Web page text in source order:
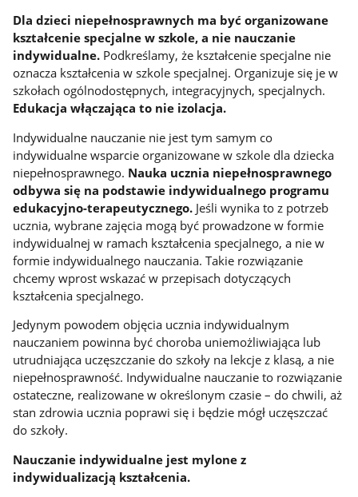
Dla dzieci niepełnosprawnych ma być organizowane
kształcenie specjalne w szkole, a nie nauczanie
indywidualne. Podkreślamy, że kształcenie specjalne nie
oznacza kształcenia w szkole specjalnej. Organizuje się je w
szkołach ogólnodostępnych, integracyjnych, specjalnych.
Edukacja włączająca to nie izolacja.
Indywidualne nauczanie nie jest tym samym co
indywidualne wsparcie organizowane w szkole dla dziecka
niepełnosprawnego. Nauka ucznia niepełnosprawnego
odbywa się na podstawie indywidualnego programu
edukacyjno-terapeutycznego. Jeśli wynika to z potrzeb
ucznia, wybrane zajęcia mogą być prowadzone w formie
indywidualnej w ramach kształcenia specjalnego, a nie w
formie indywidualnego nauczania. Takie rozwiązanie
chcemy wprost wskazać w przepisach dotyczących
kształcenia specjalnego.
Jedynym powodem objęcia ucznia indywidualnym
nauczaniem powinna być choroba uniemożliwiająca lub
utrudniająca uczęszczanie do szkoły na lekcje z klasą, a nie
niepełnosprawność. Indywidualne nauczanie to rozwiązanie
ostateczne, realizowane w określonym czasie – do chwili, aż
stan zdrowia ucznia poprawi się i będzie mógł uczęszczać
do szkoły.
Nauczanie indywidualne jest mylone z
indywidualizacją kształcenia.